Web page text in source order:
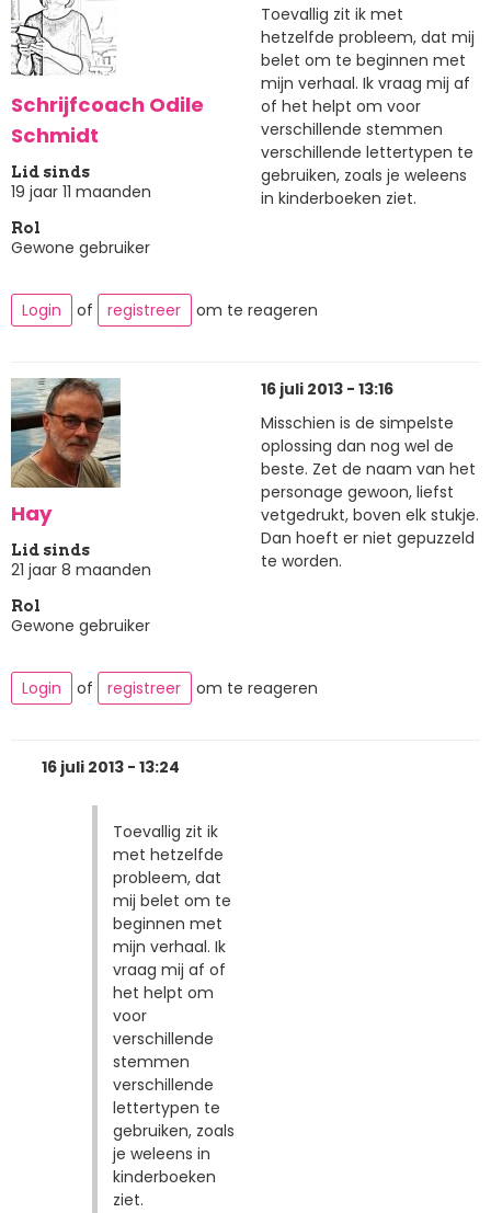
Schrijfcoach Odile
Schmidt
Lid sinds
19 jaar 11 maanden
Rol
Gewone gebruiker
Toevallig zit ik met
hetzelfde probleem, dat mij
belet om te beginnen met
mijn verhaal. Ik vraag mij af
of het helpt om voor
verschillende stemmen
verschillende lettertypen te
gebruiken, zoals je weleens
in kinderboeken ziet.
Login of registreer om te reageren
Hay
Lid sinds
21 jaar 8 maanden
Rol
Gewone gebruiker
16 juli 2013 - 13:16
Misschien is de simpelste
oplossing dan nog wel de
beste. Zet de naam van het
personage gewoon, liefst
vetgedrukt, boven elk stukje.
Dan hoeft er niet gepuzzeld
te worden.
Login of registreer om te reageren
16 juli 2013 - 13:24
Toevallig zit ik
met hetzelfde
probleem, dat
mij belet om te
beginnen met
mijn verhaal. Ik
vraag mij af of
het helpt om
voor
verschillende
stemmen
verschillende
lettertypen te
gebruiken, zoals
je weleens in
kinderboeken
ziet.